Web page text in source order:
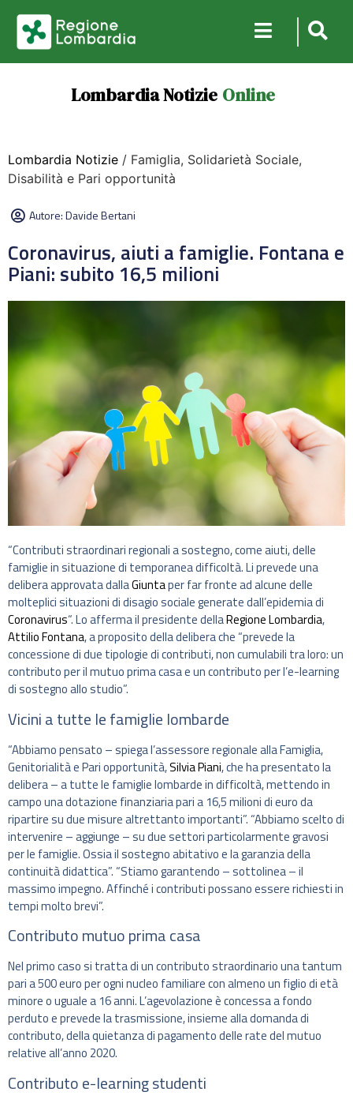
Lombardia Notizie Online
Lombardia Notizie / Famiglia, Solidarietà Sociale,
Disabilità e Pari opportunità
Autore:Davide Bertani
Coronavirus, aiuti a famiglie. Fontana e
Piani: subito 16,5 milioni
“Contributi straordinari regionali a sostegno, come aiuti, delle
famiglie in situazione di temporanea difficoltà. Li prevede una
delibera approvata dallaGiuntaper far fronte ad alcune delle
molteplici situazioni di disagio sociale generate dall’epidemia di
Coronavirus“. Lo afferma il presidente dellaRegione Lombardia,
Attilio Fontana, a proposito della delibera che “prevede la
concessione di due tipologie di contributi, non cumulabili tra loro: un
contributo per il mutuo prima casa e un contributo per l’e-learning
di sostegno allo studio”.
Vicini a tutte le famiglie lombarde
“Abbiamo pensato – spiega l’assessore regionale alla Famiglia,
Genitorialità e Pari opportunità,Silvia Piani, che ha presentato la
delibera – a tutte le famiglie lombarde in difficoltà, mettendo in
campo una dotazione finanziaria pari a 16,5 milioni di euro da
ripartire su due misure altrettanto importanti”. “Abbiamo scelto di
intervenire – aggiunge – su due settori particolarmente gravosi
per le famiglie. Ossia il sostegno abitativo e la garanzia della
continuità didattica”. “Stiamo garantendo – sottolinea – il
massimo impegno. Affinché i contributi possano essere richiesti in
tempi molto brevi”.
Contributo mutuo prima casa
Nel primo caso si tratta di un contributo straordinario una tantum
pari a 500 euro per ogni nucleo familiare con almeno un figlio di età
minore o uguale a 16 anni. L’agevolazione è concessa a fondo
perduto e prevede la trasmissione, insieme alla domanda di
contributo, della quietanza di pagamento delle rate del mutuo
relative all’anno 2020.
Contributo e-learning studenti